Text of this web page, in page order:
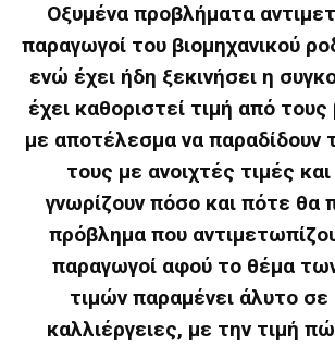
Οξυμένα προβλήματα
παραγωγοί του βιομηχανικού
ενώ έχει ήδη ξεκινήσει η
έχει καθοριστεί τιμή από τους
με αποτέλεσμα να παραδίδουν
τους με ανοιχτές τιμές
γνωρίζουν πόσο και πότε θα
πρόβλημα που
παραγωγοί αφού το θέμα
τιμών παραμένει άλυτο
καλλιέργειες, με την τιμή